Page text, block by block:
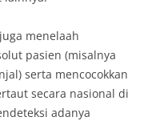
menelaah
pasien (misalnya
serta mencocokkan
secara nasional di
adanya